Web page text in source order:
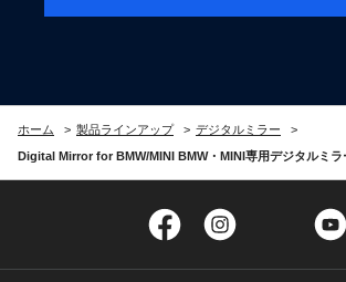
ホーム 製品ラインアップ
デジタルミラー
Digital Mirror for BMW/MINI BMW・MINI専用デジタルミラ
Facebook Twitter